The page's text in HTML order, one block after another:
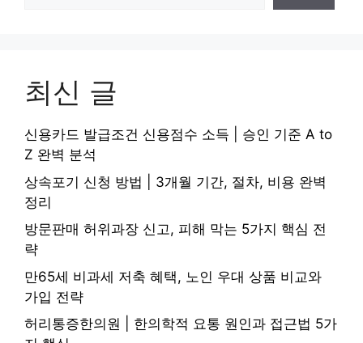
최신 글
신용카드 발급조건 신용점수 소득 | 승인 기준 A to
Z 완벽 분석
상속포기 신청 방법 | 3개월 기간, 절차, 비용 완벽
정리
방문판매 허위과장 신고, 피해 막는 5가지 핵심 전
략
만65세 비과세 저축 혜택, 노인 우대 상품 비교와
가입 전략
허리통증한의원 | 한의학적 요통 원인과 접근법 5가